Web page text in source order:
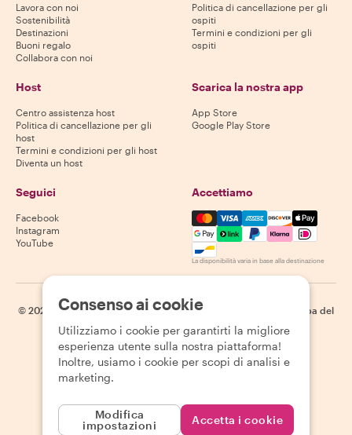
Lavora con noi
Sostenibilità
Destinazioni
Buoni regalo
Collabora con noi
Politica di cancellazione per gli
ospiti
Termini e condizioni per gli
ospiti
Host
Centro assistenza host
Politica di cancellazione per gli
host
Termini e condizioni per gli host
Diventa un host
Scarica la nostra app
App Store
Google Play Store
Seguici
Facebook
Instagram
YouTube
Accettiamo
Mastercard, Visa, Amex,
La disponibilità varia in base alla destinazione
© 2026 Withlocals.com | Informativa sulla privacy
Mappa del
Consenso ai cookie
Utilizziamo i cookie per garantirti la migliore
esperienza utente sulla nostra piattaforma!
Inoltre, usiamo i cookie per scopi di analisi e
marketing.
Modifica
impostazioni
Accetta i cookie